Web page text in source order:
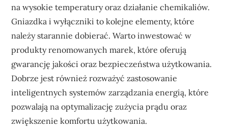
na wysokie temperatury oraz działanie chemikaliów.
Gniazdka i wyłączniki to kolejne elementy, które
należy starannie dobierać. Warto inwestować w
produkty renomowanych marek, które oferują
gwarancję jakości oraz bezpieczeństwa użytkowania.
Dobrze jest również rozważyć zastosowanie
inteligentnych systemów zarządzania energią, które
pozwalają na optymalizację zużycia prądu oraz
zwiększenie komfortu użytkowania.